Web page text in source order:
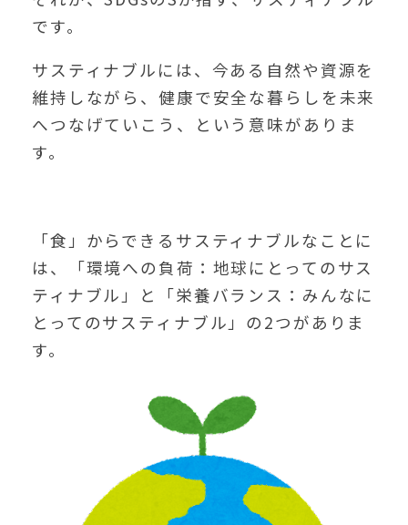
です。
サスティナブルには、今ある自然や資源を
維持しながら、健康で安全な暮らしを未来
へつなげていこう、という意味がありま
す。
「食」からできるサスティナブルなことに
は、「環境への負荷：地球にとってのサス
ティナブル」と「栄養バランス：みんなに
とってのサスティナブル」の2つがありま
す。